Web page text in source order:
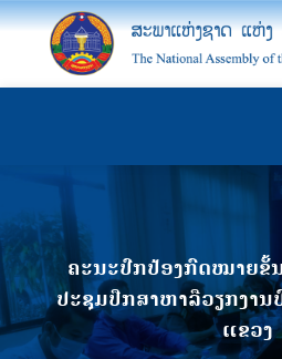
ຄະນະປົກປ້ອງກົດໝາຍຂັ້
ປະຊຸມປືກສາຫາລືວຽກງາ
ແຂວງ